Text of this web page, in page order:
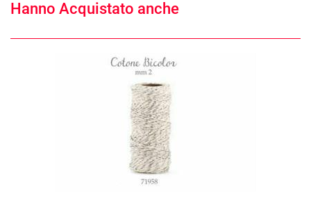
Hanno Acquistato anche